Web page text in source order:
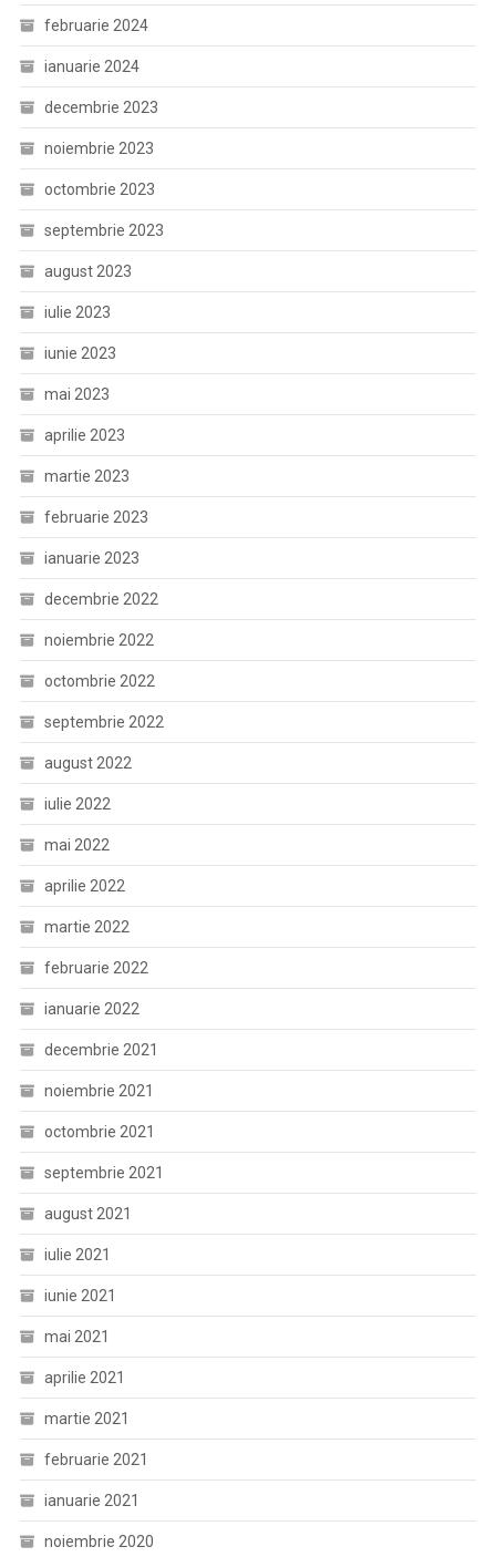
februarie 2024
ianuarie 2024
decembrie 2023
noiembrie 2023
octombrie 2023
septembrie 2023
august 2023
iulie 2023
iunie 2023
mai 2023
aprilie 2023
martie 2023
februarie 2023
ianuarie 2023
decembrie 2022
noiembrie 2022
octombrie 2022
septembrie 2022
august 2022
iulie 2022
mai 2022
aprilie 2022
martie 2022
februarie 2022
ianuarie 2022
decembrie 2021
noiembrie 2021
octombrie 2021
septembrie 2021
august 2021
iulie 2021
iunie 2021
mai 2021
aprilie 2021
martie 2021
februarie 2021
ianuarie 2021
noiembrie 2020